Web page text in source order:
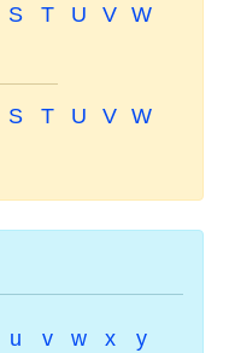
S T U V W
S T U V W
u v w x
y